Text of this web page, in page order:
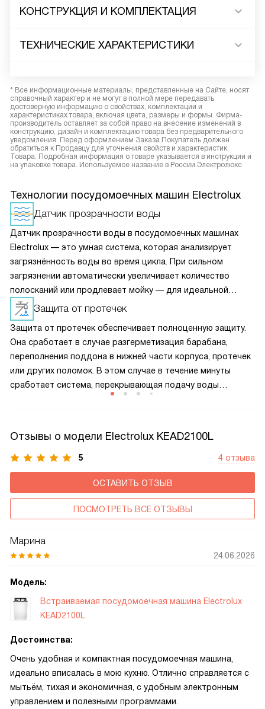
КОНСТРУКЦИЯ И КОМПЛЕКТАЦИЯ
ТЕХНИЧЕСКИЕ ХАРАКТЕРИСТИКИ
* Все информационные материалы, представленные на Сайте, носят
справочный характер и не могут в полной мере передавать
достоверную информацию о свойствах, комплектации и
характеристиках товара, включая цвета, размеры и формы. Фирма-
производитель оставляет за собой право на внесение изменений в
конструкцию, дизайн и комплектацию товара без предварительного
уведомления. Перед оформлением Заказа Покупатель должен
обратиться к Продавцу для уточнения свойств и характеристик
Товара. Подробная информация о товаре указывается в инструкции и
на упаковке товара. Используемое название в России Электролюкс
Технологии посудомоечных машин Electrolux
Датчик прозрачности воды
Датчик прозрачности воды в посудомоечных машинах
Electrolux — это умная система, которая анализирует
загрязнённость воды во время цикла. При сильном
загрязнении автоматически увеличивает количество
полосканий или продлевает мойку — для идеальной
чистоты. Если вода остаётся чистой, цикл завершается
быстрее, экономя воду и энергию. Работает незаметно,
но значительно повышает эффективность и адаптивность
мойки под реальный уровень грязи.
Защита от протечек
Защита от протечек обеспечивает полноценную защиту.
Она сработает в случае разгерметизация барабана,
переполнения поддона в нижней части корпуса, протечек
или других поломок. В этом случае в течение минуты
сработает система, перекрывающая подачу воды
Отзывы о модели Electrolux KEAD2100L
5 4 отзыва
ОСТАВИТЬ ОТЗЫВ
ПОСМОТРЕТЬ ВСЕ ОТЗЫВЫ
Марина
24.06.2026
Модель:
Встраиваемая посудомоечная машина Electrolux
KEAD2100L
Достоинства:
Очень удобная и компактная посудомоечная машина,
идеально вписалась в мою кухню. Отлично справляется с
мытьём, тихая и экономичная, с удобным электронным
управлением и полезными программами.